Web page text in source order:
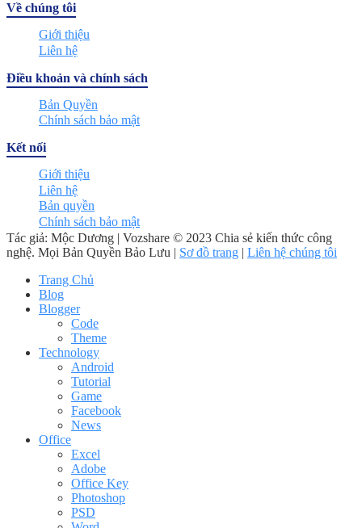
Về chúng tôi
Giới thiệu
Liên hệ
Điều khoản và chính sách
Bản Quyền
Chính sách bảo mật
Kết nối
Giới thiệu
Liên hệ
Bản quyền
Chính sách bảo mật
Tác giả: Mộc Dương | Vozshare © 2023 Chia sẻ kiến thức công
nghệ. Mọi Bản Quyền Bảo Lưu | Sơ đồ trang | Liên hệ chúng tôi
Trang Chủ
Blog
Blogger
Code
Theme
Technology
Android
Tutorial
Game
Facebook
News
Office
Excel
Adobe
Office Key
Photoshop
PSD